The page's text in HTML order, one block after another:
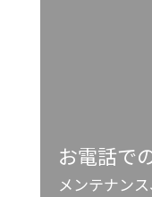
お電話で
メンテナン